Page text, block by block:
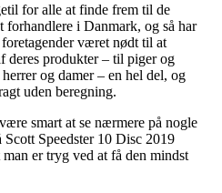
for alle at finde frem til de
forhandlere i Danmark, og så har
været nødt til at
deres produkter – til piger og
og damer – en hel del, og
uden beregning.
smart at se nærmere på nogle
Speedster 10 Disc 2019
er tryg ved at få den mindst